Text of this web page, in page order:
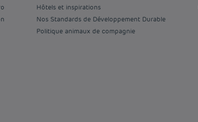
Hôtels et inspirations
Nos Standards de Développement Durable
Politique animaux de compagnie